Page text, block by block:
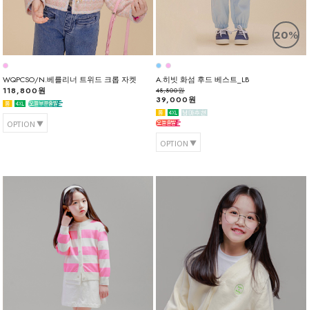
WQPCSO/N.베를리너 트위드 크롭 자켓
118,800원
OPTION
20%
A.히빗 화섬 후드 베스트_LB
48,800원
39,000원
OPTION